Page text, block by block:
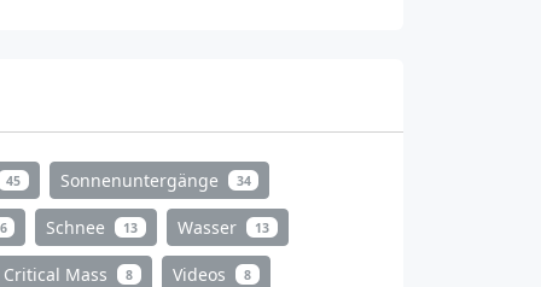
45 Sonnenuntergänge 34
Schnee 13 Wasser 13
Critical Mass 8 Videos 8